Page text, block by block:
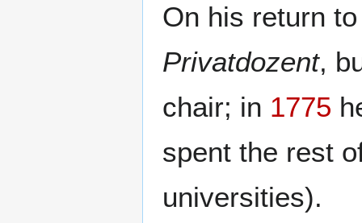
On his return
Privatdozent,
chair; in 1775
spent the rest
universities).